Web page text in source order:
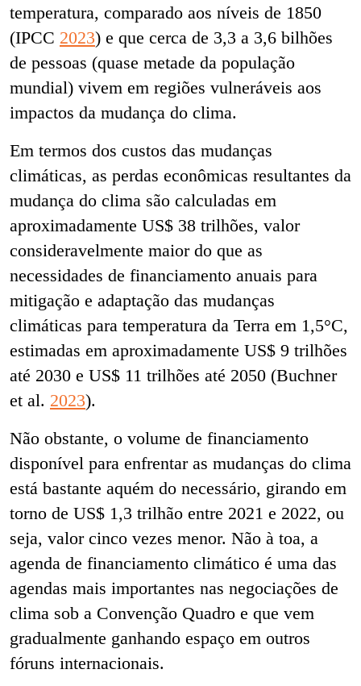
temperatura, comparado aos níveis de 1850
(IPCC 2023) e que cerca de 3,3 a 3,6 bilhões
de pessoas (quase metade da população
mundial) vivem em regiões vulneráveis aos
impactos da mudança do clima.
Em termos dos custos das mudanças
climáticas, as perdas econômicas resultantes da
mudança do clima são calculadas em
aproximadamente US$ 38 trilhões, valor
consideravelmente maior do que as
necessidades de financiamento anuais para
mitigação e adaptação das mudanças
climáticas para temperatura da Terra em 1,5°C,
estimadas em aproximadamente US$ 9 trilhões
até 2030 e US$ 11 trilhões até 2050 (Buchner
et al. 2023).
Não obstante, o volume de financiamento
disponível para enfrentar as mudanças do clima
está bastante aquém do necessário, girando em
torno de US$ 1,3 trilhão entre 2021 e 2022, ou
seja, valor cinco vezes menor. Não à toa, a
agenda de financiamento climático é uma das
agendas mais importantes nas negociações de
clima sob a Convenção Quadro e que vem
gradualmente ganhando espaço em outros
fóruns internacionais.